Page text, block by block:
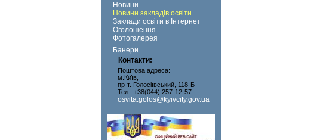
Новини
Новини закладів освіти
Заклади освіти в Інтернет
Оголошення
Фотогалерея
Банери
Контакти:
Поштова адреса:
м.Київ,
пр-т. Голосіївський, 118-Б
Тел.: +38(044) 257-12-57
osvita.golos@kyivcity.gov.ua